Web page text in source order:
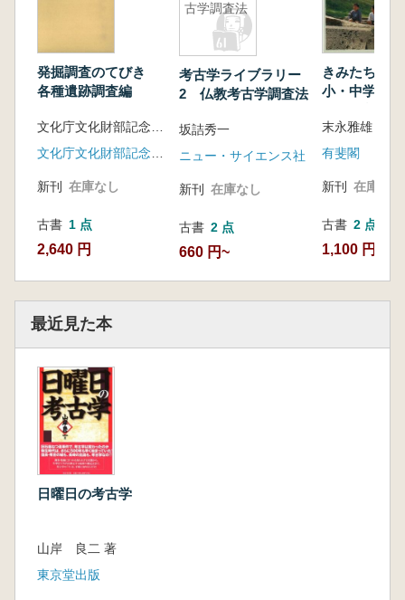
発掘調査のてびき
各種遺跡調査編
新刊 在庫なし
古書 1 点
2,640 円
古学調査法
考古学ライブラリー
2 仏教考古学調査法
坂詰秀一
ニュー・サイエンス社
新刊 在庫なし
古書 2 点
660 円~
きみたちの
小・中学生
末永雅雄 監
有斐閣
新刊 在庫なし
古書 2 点
1,100 円~
最近見た本
日曜日の考古学
山岸 良二 著
東京堂出版